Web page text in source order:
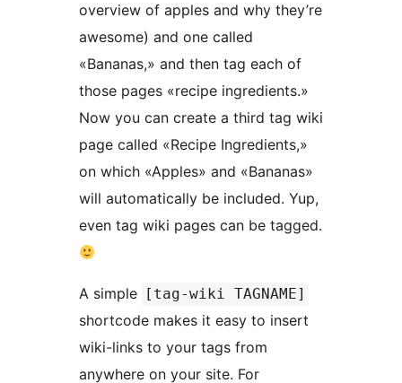
overview of apples and why they’re
awesome) and one called
«Bananas,» and then tag each of
those pages «recipe ingredients.»
Now you can create a third tag wiki
page called «Recipe Ingredients,»
on which «Apples» and «Bananas»
will automatically be included. Yup,
even tag wiki pages can be tagged.
A simple [tag-wiki TAGNAME]
shortcode makes it easy to insert
wiki-links to your tags from
anywhere on your site. For